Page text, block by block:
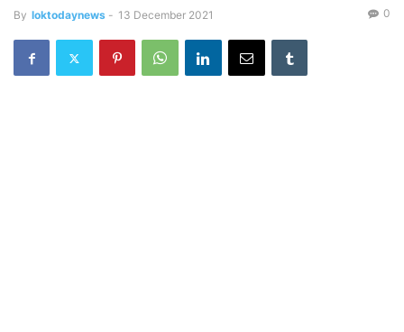
By loktodaynews - 13 December 2021 0